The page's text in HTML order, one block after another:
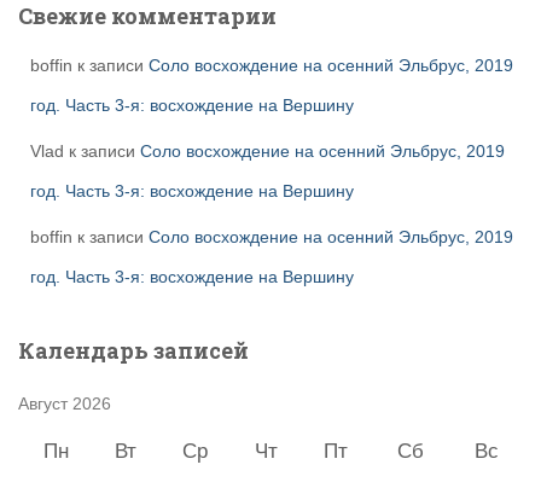
Свежие комментарии
boffin к записи Соло восхождение на осенний Эльбрус, 2019
год. Часть 3-я: восхождение на Вершину
Vlad к записи Соло восхождение на осенний Эльбрус, 2019
год. Часть 3-я: восхождение на Вершину
boffin к записи Соло восхождение на осенний Эльбрус, 2019
год. Часть 3-я: восхождение на Вершину
Календарь записей
Август 2026
Пн Вт Ср Чт Пт Сб Вс